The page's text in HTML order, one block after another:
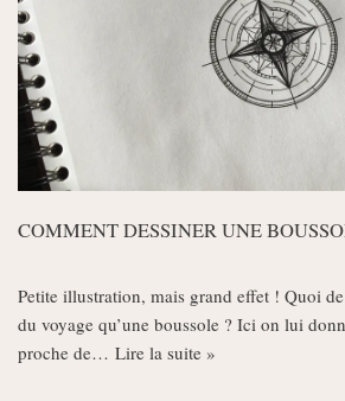
COMMENT DESSINER UNE
Petite illustration, mais grand effet ! Quoi
du voyage qu’une boussole ? Ici on lui
proche de… Lire la suite »